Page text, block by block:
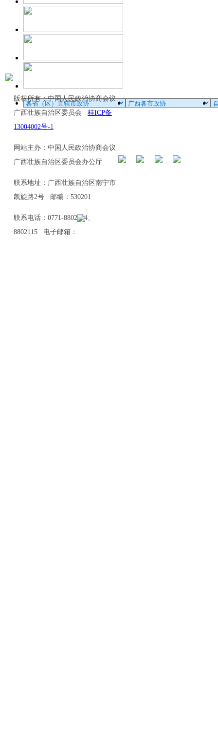
版权所有：中国人民政治协商会议
广西壮族自治区委员会 桂ICP备
13004002号-1
网站主办：中国人民政治协商会议
广西壮族自治区委员会办公厅
联系地址：广西壮族自治区南宁市
凯旋路2号 邮编：530201
联系电话：0771-8802114、
8802115 电子邮箱：